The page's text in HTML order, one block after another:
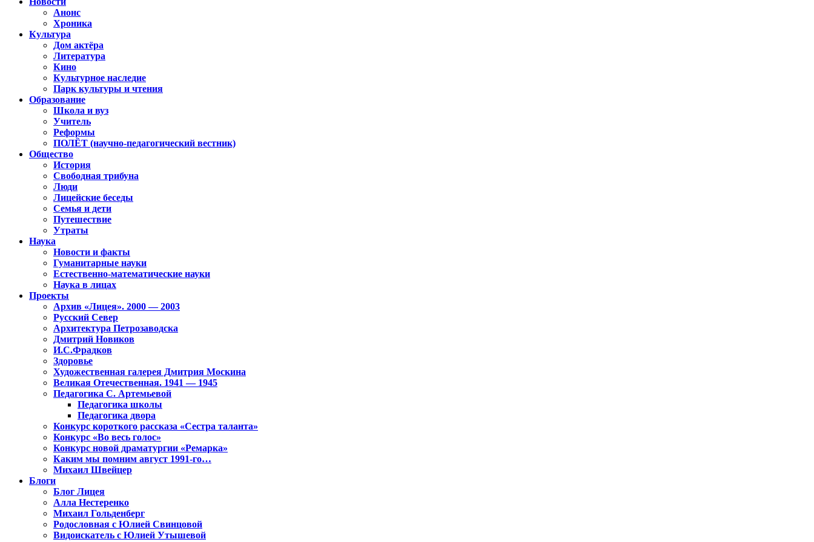
Анонс
Хроника
Культура
Дом актёра
Литература
Кино
Культурное наследие
Парк культуры и чтения
Образование
Школа и вуз
Учитель
Реформы
ПОЛЁТ (научно-педагогический вестник)
Общество
История
Свободная трибуна
Люди
Лицейские беседы
Семья и дети
Путешествие
Утраты
Наука
Новости и факты
Гуманитарные науки
Естественно-математические науки
Наука в лицах
Проекты
Архив «Лицея». 2000 — 2003
Русский Север
Архитектура Петрозаводска
Дмитрий Новиков
И.С.Фрадков
Здоровье
Художественная галерея Дмитрия Москина
Великая Отечественная. 1941 — 1945
Педагогика С. Артемьевой
Педагогика школы
Педагогика двора
Конкурс короткого рассказа «Сестра таланта»
Конкурс «Во весь голос»
Конкурс новой драматургии «Ремарка»
Каким мы помним август 1991-го…
Михаил Швейцер
Блоги
Блог Лицея
Алла Нестеренко
Михаил Гольденберг
Родословная с Юлией Свинцовой
Видоискатель с Юлией Утышевой